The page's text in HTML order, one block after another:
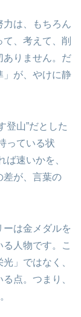
力は、もちろん
、考えて、削
ありません。だ
」が、やけに静
登山”だとした
っている状
ば速いかを、
差が、言葉の
は金メダルを
人物です。こ
」ではなく、
点。つまり、